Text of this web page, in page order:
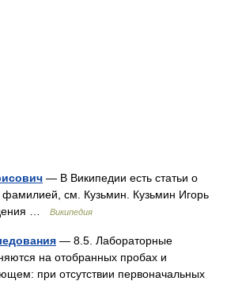
— В Википедии есть статьи о
фамилией, см. Кузьмин. Кузьмин Игорь
…
Википедия
— 8.5. Лабораторные
на отобранных пробах и
при отсутствии первоначальных